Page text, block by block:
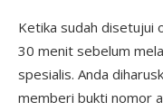
Ketika sudah disetujui
30 menit sebelum
spesialis. Anda
memberi bukti nomor